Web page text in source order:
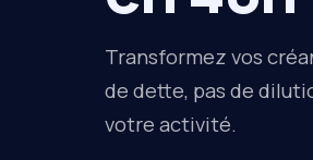
Transformez vos
de dette, pas de
votre activité.